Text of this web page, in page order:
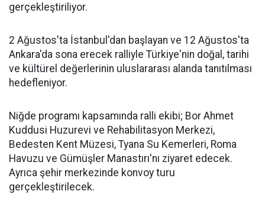
gerçekleştiriliyor.
2 Ağustos'ta İstanbul'dan başlayan ve 12 Ağustos'ta
Ankara'da sona erecek ralliyle Türkiye'nin doğal, tarihi
ve kültürel değerlerinin uluslararası alanda tanıtılması
hedefleniyor.
Niğde programı kapsamında ralli ekibi; Bor Ahmet
Kuddusi Huzurevi ve Rehabilitasyon Merkezi,
Bedesten Kent Müzesi, Tyana Su Kemerleri, Roma
Havuzu ve Gümüşler Manastırı'nı ziyaret edecek.
Ayrıca şehir merkezinde konvoy turu
gerçekleştirilecek.